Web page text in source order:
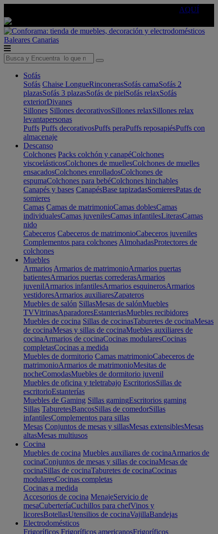
AQUÍ
Baleares Canarias
Sofás
Sofás Chaise LongueRinconerasSofás camaSofás 2
plazasSofás 3 plazasSofás de pielSofás relaxSofás
exteriorDivanes
Sillones Sillones decorativosSillones relaxSillones relax
levantapersonas
Puffs Puffs decorativosPuffs peraPuffs reposapiésPuffs con
almacenaje
Descanso
Colchones Packs colchón y canapéColchones
viscoelásticosColchones de muellesColchones de muelles
ensacadosColchones enrolladosColchones de
espumaColchones para bebéColchones hinchables
Canapés y bases CanapésBase tapizadasSomieresPatas de
somieres
Camas Camas de matrimonioCamas doblesCamas
individualesCamas juvenilesCamas infantilesLiterasCamas
nido
Cabeceros Cabeceros de matrimonioCabeceros juveniles
Complementos para colchones AlmohadasProtectores de
colchones
Muebles
Armarios Armarios de matrimonioArmarios puertas
batientesArmarios puertas correderasArmarios
juvenilArmarios infantilesArmarios esquinerosArmarios
vestidoresArmarios auxiliaresZapateros
Muebles de salón SillasMesas de salónMuebles
TVVitrinasAparadoresEstanteriasMuebles recibidores
Muebles de cocina Sillas de cocinasTaburetes de cocinaMesas
de cocinaMesas y sillas de cocinaMuebles auxiliares de
cocinaArmarios de cocinaCocinas modularesCocinas
completasCocinas a medida
Muebles de dormitorio Camas matrimonioCabeceros de
matrimonioArmarios de matrimonioMesitas de
nocheComodasMuebles de dormitorio juvenil
Muebles de oficina y teletrabajo EscritoriosSillas de
escritorioEstanterías
Muebles de Gaming Sillas gamingEscritorios gaming
Sillas TaburetesBancosSillas de comedorSillas
infantilesComplementos para sillas
Mesas Conjuntos de mesas y sillasMesas extensiblesMesas
altasMesas multiusos
Cocina
Muebles de cocina Muebles auxiliares de cocinaArmarios de
cocinaConjuntos de mesas y sillas de cocinaMesas de
cocinaSillas de cocinaTaburetes de cocinaCocinas
modularesCocinas completas
Cocinas a medida
Accesorios de cocina MenajeServicio de
mesaCuberteríaCuchillos para chefVinos y
licoresBotellasUtensilios de cocinaVajillaBandejas
Electrodomésticos
Frigoríficos Frigoríficos americanosFrigoríficos